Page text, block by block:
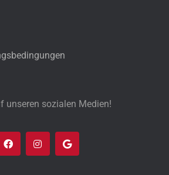
unseren sozialen Medien!